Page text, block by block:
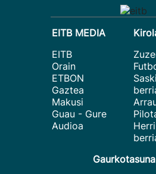
EITB MEDIA
EITB
Orain
ETBON
Gaztea
Makusi
Guau - Gure
Audioa
Gaurkotasuna